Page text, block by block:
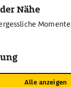
Nähe
Momente
Alle anzeigen